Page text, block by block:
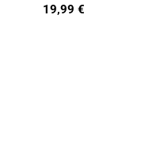
19,99 €